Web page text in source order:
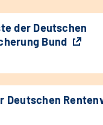
der Deutschen
Bund
Deutschen